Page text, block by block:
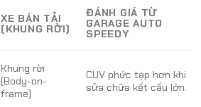
XE BÁN TẢI
(KHUNG RỜI)
ĐÁNH GIÁ TỪ
GARAGE AUTO
SPEEDY
Khung rời
(Body-on-
frame)
CUV phức tạp hơn khi
sửa chữa kết cấu lớn.